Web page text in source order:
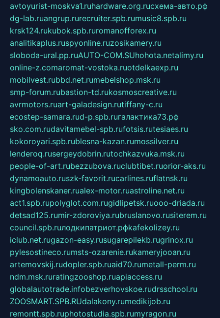
avtoyurist-moskva1.ruhardware.org.ruсхема-авто.рф
dg-lab.ruangrup.rurecruiter.spb.rumusic8.spb.ru
krsk124.rukubok.spb.ruromanofforex.ru
analitikaplus.ruspyonline.ruzosikamery.ru
sloboda-ural.pp.ruAUTO-COM.SUhohota.netalimy.ru
online-z.comaromat-vostoka.ruotdelkaexp.ru
mobilvest.rubbd.net.rumebelshop.msk.ru
smp-forum.rubastion-td.rukosmoscreative.ru
avrmotors.ruart-galadesign.rutiffany-c.ru
ecostep-samara.rud-p.spb.ruгалактика73.рф
sko.com.rudavitamebel-spb.rufotsis.rutesiaes.ru
kokoroyari.spb.rublesna-kazan.rumossilver.ru
lenderoq.rusergeydobrin.rutochkazvuka.msk.ru
people-of-art.rubezzubova.ruclubtibet.ruorior-aks.ru
dynamoauto.ruszk-favorit.rucarlines.ruflatnsk.ru
kingbolenskaner.rualex-motor.ruastroline.net.ru
act1.spb.rupolyglot.com.rugidlipetsk.ruooo-driada.ru
detsad125.rumir-zdoroviya.rubruslanovo.rusiterem.ru
council.spb.ruлодкипатриот.рфkafekolizey.ru
iclub.net.rugazon-easy.rusugarepilekb.rugrinox.ru
pylesostineco.rumsts-ozarenie.rukameryjooan.ru
artemovskij.rudopler.spb.ruaid70.rumetall-perm.ru
ndm.msk.ruratingzooshop.ruapiaccess.ru
globalautotrade.infobezverhovskoe.rudrsschool.ru
ZOOSMART.SPB.RUdalakony.rumedikijob.ru
remontt.spb.ruphotostudia.spb.rumyragon.ru